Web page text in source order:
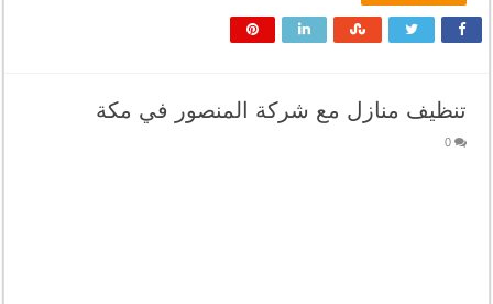
تنظيف منازل مع شركة المنصور في مكة
0